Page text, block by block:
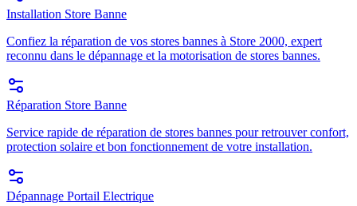
Installation Store Banne
Confiez la réparation de vos stores bannes à Store 2000, expert
reconnu dans le dépannage et la motorisation de stores bannes.
Réparation Store Banne
Service rapide de réparation de stores bannes pour retrouver confort,
protection solaire et bon fonctionnement de votre installation.
Dépannage Portail Electrique